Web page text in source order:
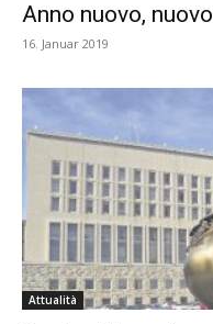
Anno nuovo,
16. Januar 2019
Attualità